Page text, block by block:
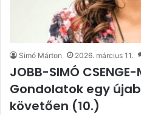
Simó Márton 2026. március 11.
JOBB-SIMÓ CSENGE-
Gondolatok egy
követően (10.)